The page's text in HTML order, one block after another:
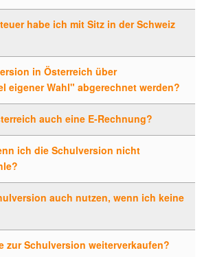
habe ich mit Sitz in der Schweiz
in Österreich über
eigener Wahl" abgerechnet werden?
auch eine E-Rechnung?
ich die Schulversion nicht
auch nutzen, wenn ich keine
zur Schulversion weiterverkaufen?